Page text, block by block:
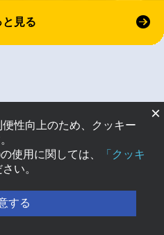
と見る
×
性向上のため、クッキー
使用に関しては、
「クッキ
い。
する